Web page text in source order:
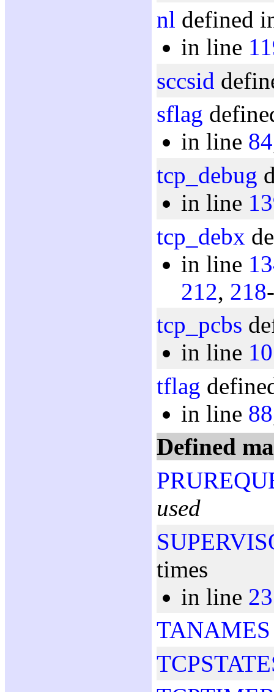
nl defined
in line
sccsid
sflag
in line 84
tcp_debug
in line
tcp_debx
in line
212, 218-
tcp_pcbs
in line
tflag
in line 88
Defined
used
times
in line 23
TANAMES